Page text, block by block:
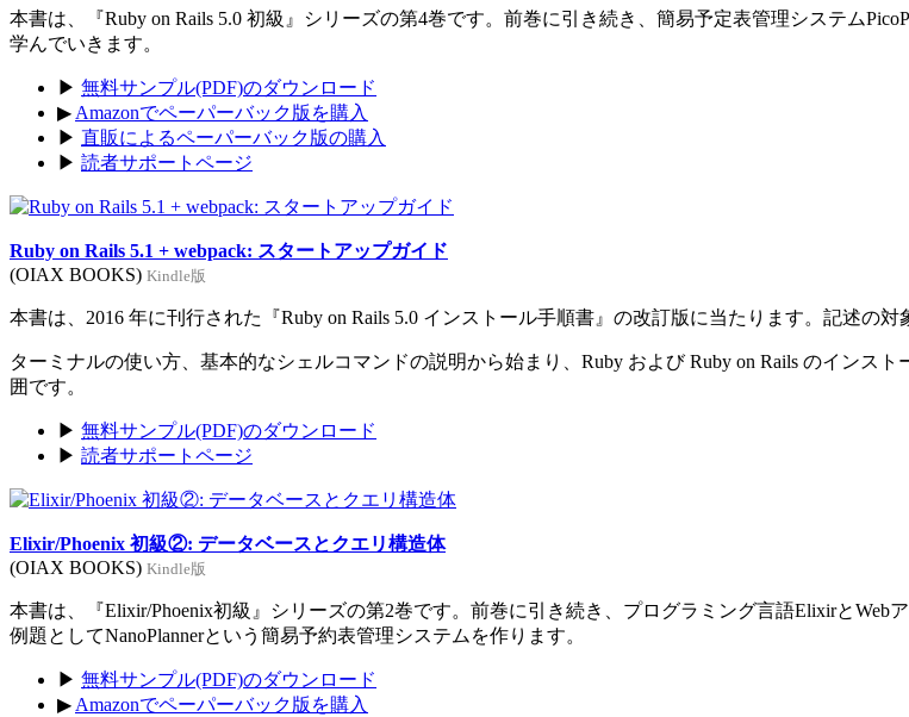
本書は、『Ruby on Rails 5.0 初級』シリーズの第4巻です。前巻に引き続き、簡易予定表管理システム
学んでいきます。
▶ 無料サンプル(PDF)のダウンロード
▶ Amazonでペーパーバック版を購入
▶ 直販によるペーパーバック版の購入
▶ 読者サポートページ
Ruby on Rails 5.1 + webpack: スタートアップガイド
(OIAX BOOKS) Kindle版
本書は、2016 年に刊行された『Ruby on Rails 5.0 インストール手順書』の改訂版に当たります。記述の対
ターミナルの使い方、基本的なシェルコマンドの説明から始まり、Ruby および Ruby on Rails のインス
囲です。
▶ 無料サンプル(PDF)のダウンロード
▶ 読者サポートページ
Elixir/Phoenix 初級②: データベースとクエリ構造体
(OIAX BOOKS) Kindle版
本書は、『Elixir/Phoenix初級』シリーズの第2巻です。前巻に引き続き、プログラミング言語ElixirとWeb
例題としてNanoPlannerという簡易予約表管理システムを作ります。
▶ 無料サンプル(PDF)のダウンロード
▶ Amazonでペーパーバック版を購入